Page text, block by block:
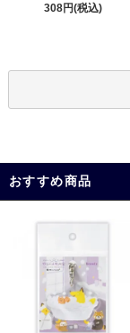
308円(税込)
おすすめ商品